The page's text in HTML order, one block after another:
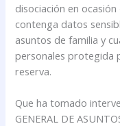
disociación en
contenga datos
asuntos de familia y
personales protegida
reserva.
Que ha tomado
GENERAL DE